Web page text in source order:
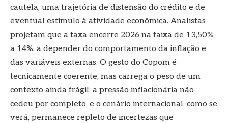
cautela, uma trajetória de distensão do crédito e de
eventual estímulo à atividade econômica. Analistas
projetam que a taxa encerre 2026 na faixa de 13,50%
a 14%, a depender do comportamento da inflação e
das variáveis externas. O gesto do Copom é
tecnicamente coerente, mas carrega o peso de um
contexto ainda frágil: a pressão inflacionária não
cedeu por completo, e o cenário internacional, como se
verá, permanece repleto de incertezas que